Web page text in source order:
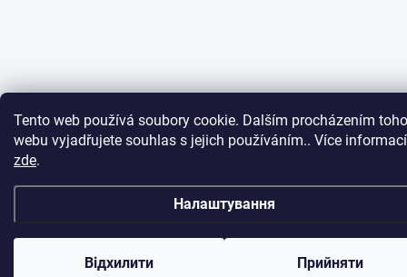
Tento web používá soubory cookie. Dalším procházením
webu vyjadřujete souhlas s jejich používáním.. Více informací
zde.
Налаштування
Відхилити Прийняти